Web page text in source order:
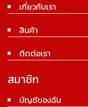
เกี่ยวกับเรา
สินค้า
ติดต่อเรา
สมาชิก
บัญชีของฉัน